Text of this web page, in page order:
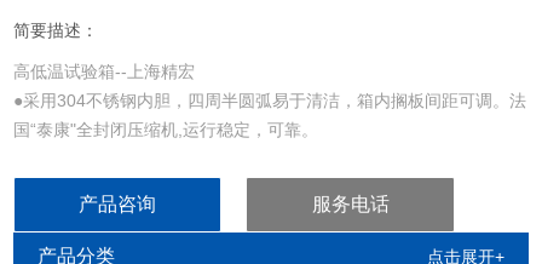
简要描述：
高低温试验箱--上海精宏
●采用304不锈钢内胆，四周半圆弧易于清洁，箱内搁板间距可调。法
国“泰康"全封闭压缩机,运行稳定，可靠。
产品咨询 服务电话
产品分类 点击展开+